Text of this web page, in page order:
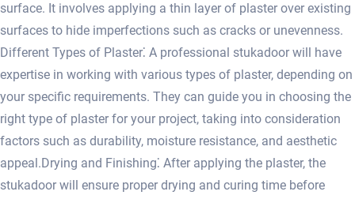
surface.​ It involves applying a thin layer of plaster over existing
surfaces to hide imperfections such as cracks or unevenness.​
Different Types of Plaster⁚ A professional stukadoor will have
expertise in working with various types of plaster, depending on
your specific requirements.​ They can guide you in choosing the
right type of plaster for your project, taking into consideration
factors such as durability, moisture resistance, and aesthetic
appeal.​ Drying and Finishing⁚ After applying the plaster, the
stukadoor will ensure proper drying and curing time before